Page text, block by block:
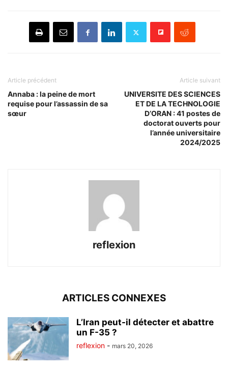
Article précédent
Annaba : la peine de mort
requise pour l’assassin de sa
sœur
Article suivant
UNIVERSITE DES SCIENCES
ET DE LA TECHNOLOGIE
D’ORAN : 41 postes de
doctorat ouverts pour
l’année universitaire
2024/2025
reflexion
ARTICLES CONNEXES
L’Iran peut-il détecter et abattre
un F-35 ?
reflexion - mars 20, 2026